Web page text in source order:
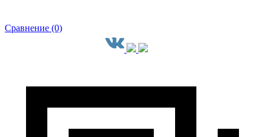
Сравнение (0)